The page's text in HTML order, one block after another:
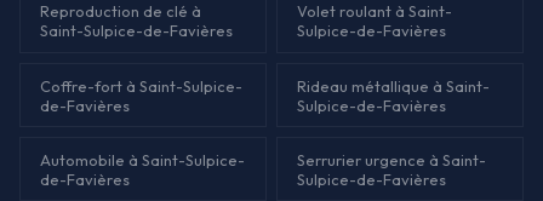
Reproduction de clé à
Saint-Sulpice-de-Favières
Volet roulant à Saint-
Sulpice-de-Favières
Coffre-fort à Saint-Sulpice-
de-Favières
Rideau métallique à Saint-
Sulpice-de-Favières
Automobile à Saint-Sulpice-
de-Favières
Serrurier urgence à Saint-
Sulpice-de-Favières